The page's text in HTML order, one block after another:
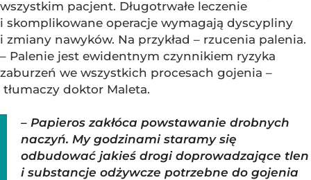
wszystkim pacjent. Długotrwałe leczenie
i skomplikowane operacje wymagają dyscypliny
i zmiany nawyków. Na przykład – rzucenia palenia.
– Palenie jest ewidentnym czynnikiem ryzyka
zaburzeń we wszystkich procesach gojenia –
tłumaczy doktor Maleta.
– Papieros zakłóca powstawanie drobnych
naczyń. My godzinami staramy się
odbudować jakieś drogi doprowadzające tlen
i substancje odżywcze potrzebne do gojenia